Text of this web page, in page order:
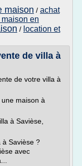
maison / achat
en
/ location et
de villa à
de votre villa à
maison à
à Savièse,
à Savièse ?
avec